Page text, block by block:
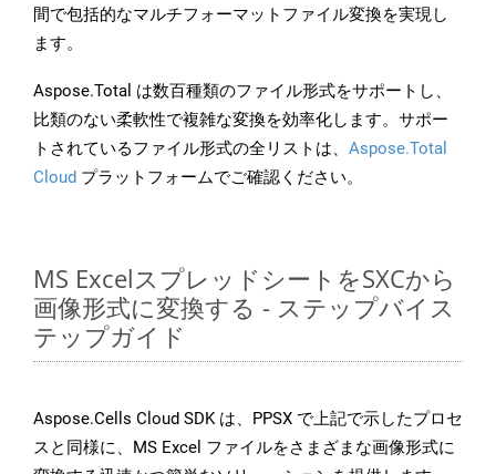
間で包括的なマルチフォーマットファイル変換を実現し
ます。
Aspose.Total は数百種類のファイル形式をサポートし、
比類のない柔軟性で複雑な変換を効率化します。サポー
トされているファイル形式の全リストは、 Aspose.Total
Cloud プラットフォームでご確認ください。
MS ExcelスプレッドシートをSXCから
画像形式に変換する - ステップバイス
テップガイド
Aspose.Cells Cloud SDK は、PPSX で上記で示したプロセ
スと同様に、MS Excel ファイルをさまざまな画像形式に